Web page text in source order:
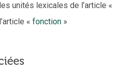
unités lexicales de l’article «
«fonction »